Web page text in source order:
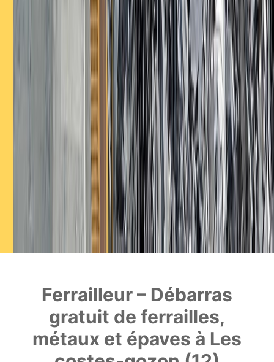
Ferrailleur – Débarras
gratuit de ferrailles,
métaux et épaves à Les